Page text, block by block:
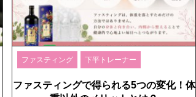
ファスティング 下平トレーナー
ファスティングで得られる5つの変化！体